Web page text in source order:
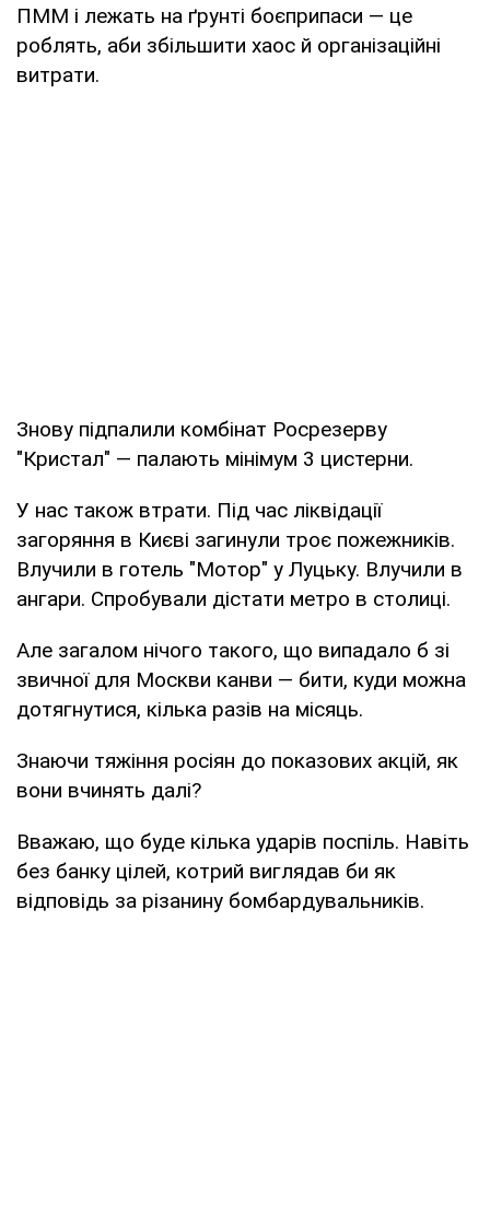
ПММ і лежать на ґрунті боєприпаси — це
роблять, аби збільшити хаос й організаційні
витрати.
Знову підпалили комбінат Росрезерву
"Кристал" — палають мінімум 3 цистерни.
У нас також втрати. Під час ліквідації
загоряння в Києві загинули троє пожежників.
Влучили в готель "Мотор" у Луцьку. Влучили в
ангари. Спробували дістати метро в столиці.
Але загалом нічого такого, що випадало б зі
звичної для Москви канви — бити, куди можна
дотягнутися, кілька разів на місяць.
Знаючи тяжіння росіян до показових акцій, як
вони вчинять далі?
Вважаю, що буде кілька ударів поспіль. Навіть
без банку цілей, котрий виглядав би як
відповідь за різанину бомбардувальників.